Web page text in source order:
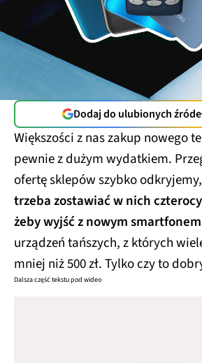
Dodaj do ulubionych
Większości z nas zakup nowego
pewnie z dużym wydatkiem.
ofertę sklepów szybko
trzeba zostawiać w nich
żeby wyjść z nowym smartfonem
urządzeń tańszych, z których
mniej niż 500 zł. Tylko czy to
Dalsza część tekstu pod wideo